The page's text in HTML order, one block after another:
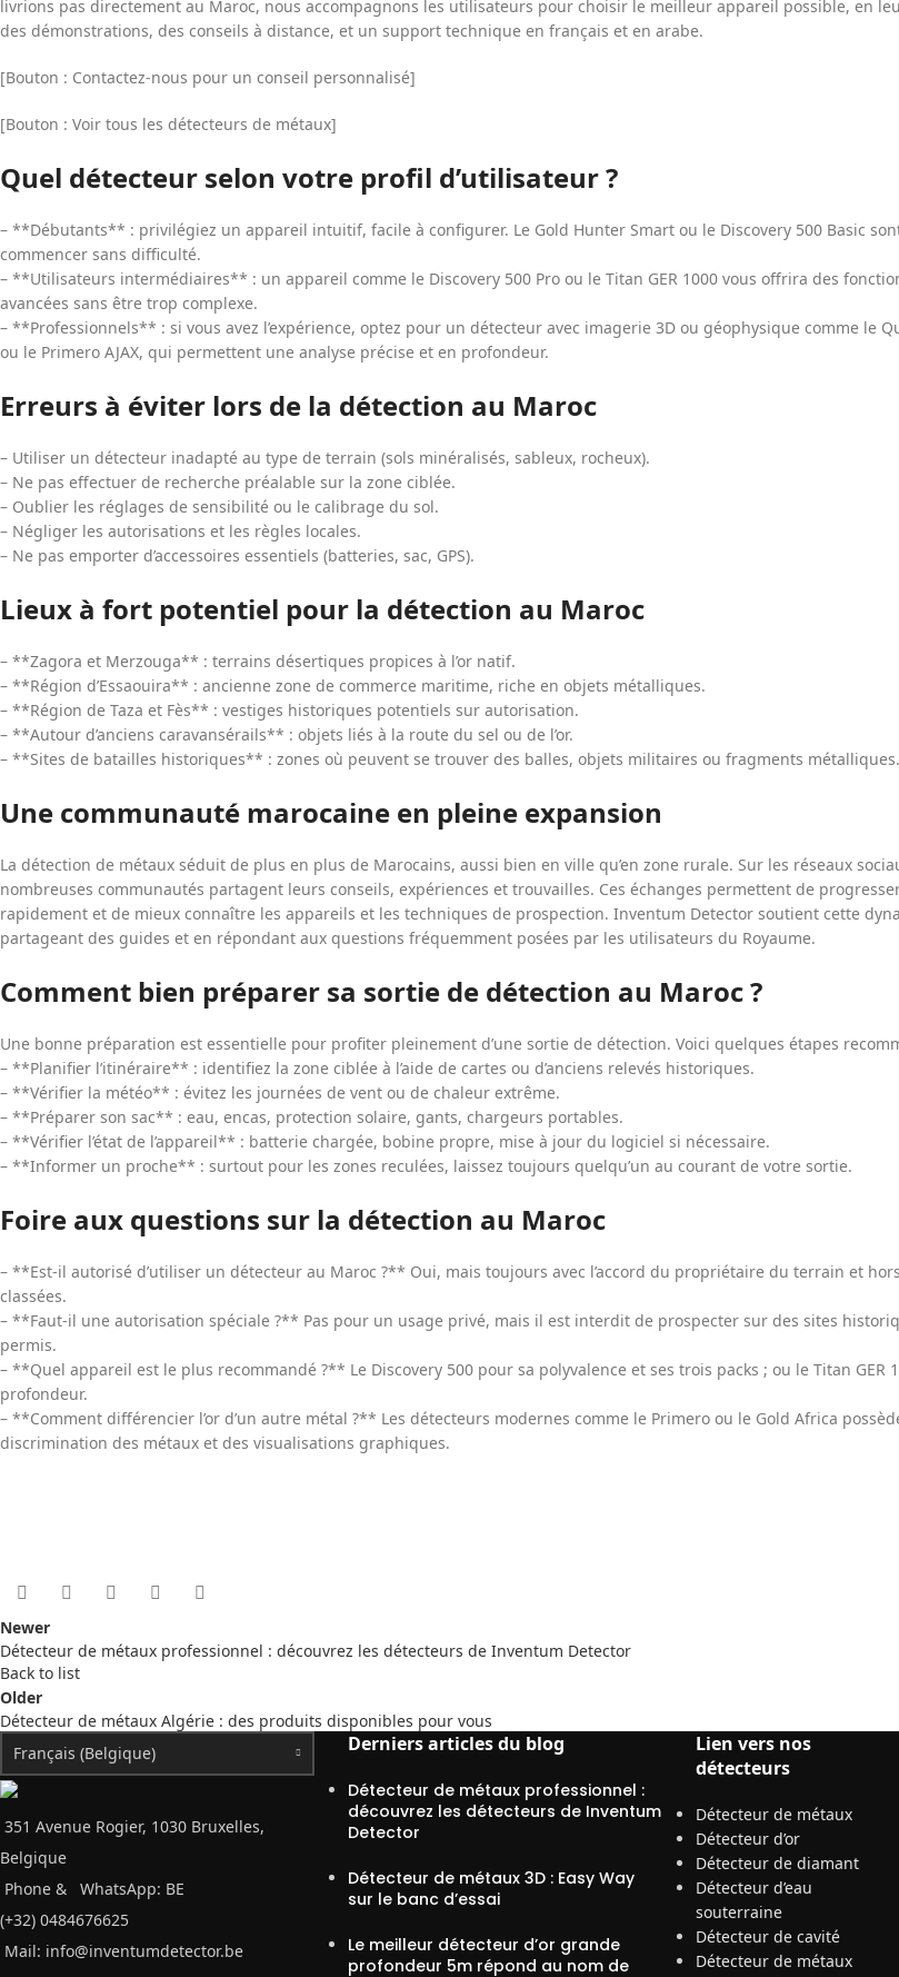
livrions pas directement au Maroc, nous accompagnons les utilisateurs pour choisir le meilleur appareil possible, en
des démonstrations, des conseils à distance, et un support technique en français et en arabe.
[Bouton : Contactez-nous pour un conseil personnalisé]
[Bouton : Voir tous les détecteurs de métaux]
Quel détecteur selon votre profil d’utilisateur ?
– **Débutants** : privilégiez un appareil intuitif, facile à configurer. Le Gold Hunter Smart ou le Discovery 500 Basic
commencer sans difficulté.
– **Utilisateurs intermédiaires** : un appareil comme le Discovery 500 Pro ou le Titan GER 1000 vous offrira des
avancées sans être trop complexe.
– **Professionnels** : si vous avez l’expérience, optez pour un détecteur avec imagerie 3D ou géophysique comme le
ou le Primero AJAX, qui permettent une analyse précise et en profondeur.
Erreurs à éviter lors de la détection au Maroc
– Utiliser un détecteur inadapté au type de terrain (sols minéralisés, sableux, rocheux).
– Ne pas effectuer de recherche préalable sur la zone ciblée.
– Oublier les réglages de sensibilité ou le calibrage du sol.
– Négliger les autorisations et les règles locales.
– Ne pas emporter d’accessoires essentiels (batteries, sac, GPS).
Lieux à fort potentiel pour la détection au Maroc
– **Zagora et Merzouga** : terrains désertiques propices à l’or natif.
– **Région d’Essaouira** : ancienne zone de commerce maritime, riche en objets métalliques.
– **Région de Taza et Fès** : vestiges historiques potentiels sur autorisation.
– **Autour d’anciens caravansérails** : objets liés à la route du sel ou de l’or.
– **Sites de batailles historiques** : zones où peuvent se trouver des balles, objets militaires ou fragments métalliques.
Une communauté marocaine en pleine expansion
La détection de métaux séduit de plus en plus de Marocains, aussi bien en ville qu’en zone rurale. Sur les réseaux
nombreuses communautés partagent leurs conseils, expériences et trouvailles. Ces échanges permettent de
rapidement et de mieux connaître les appareils et les techniques de prospection. Inventum Detector soutient cette
partageant des guides et en répondant aux questions fréquemment posées par les utilisateurs du Royaume.
Comment bien préparer sa sortie de détection au Maroc ?
Une bonne préparation est essentielle pour profiter pleinement d’une sortie de détection. Voici quelques étapes
– **Planifier l’itinéraire** : identifiez la zone ciblée à l’aide de cartes ou d’anciens relevés historiques.
– **Vérifier la météo** : évitez les journées de vent ou de chaleur extrême.
– **Préparer son sac** : eau, encas, protection solaire, gants, chargeurs portables.
– **Vérifier l’état de l’appareil** : batterie chargée, bobine propre, mise à jour du logiciel si nécessaire.
– **Informer un proche** : surtout pour les zones reculées, laissez toujours quelqu’un au courant de votre sortie.
Foire aux questions sur la détection au Maroc
– **Est-il autorisé d’utiliser un détecteur au Maroc ?** Oui, mais toujours avec l’accord du propriétaire du terrain et
classées.
– **Faut-il une autorisation spéciale ?** Pas pour un usage privé, mais il est interdit de prospecter sur des sites
permis.
– **Quel appareil est le plus recommandé ?** Le Discovery 500 pour sa polyvalence et ses trois packs ; ou le Titan GER
profondeur.
– **Comment différencier l’or d’un autre métal ?** Les détecteurs modernes comme le Primero ou le Gold Africa
discrimination des métaux et des visualisations graphiques.
Newer
Détecteur de métaux professionnel : découvrez les détecteurs de Inventum Detector
Back to list
Older
Détecteur de métaux Algérie : des produits disponibles pour vous
Français (Belgique)
351 Avenue Rogier, 1030 Bruxelles,
Belgique
Phone &
WhatsApp: BE
(+32) 0484676625
Mail: info@inventumdetector.be
Derniers articles du blog
Détecteur de métaux professionnel :
découvrez les détecteurs de Inventum
Detector
Détecteur de métaux 3D : Easy Way
sur le banc d’essai
Le meilleur détecteur d’or grande
profondeur 5m répond au nom de
Lien vers nos
détecteurs
Détecteur de métaux
Détecteur d’or
Détecteur de diamant
Détecteur d’eau
souterraine
Détecteur de cavité
Détecteur de métaux